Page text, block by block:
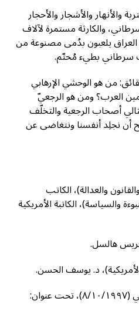
والأنهار والأشجار والأحجار
والكارثة مستمرة لآلاف
العراق يلعبون بدُمى مصنوعة من
سرطاني بطيء مُحتّم.
ﻣﻦ ﻫﻮ ﺍﻟﻮﺣﺸﻲ ﺍﻹﺭﻫﺎﺑﻲ
ﺍﻟﻌﺮﺏ؟ ﻭﻣﻦ ﻫﻮ ﺍﻟﺮﺟﻌﻲّ
أصحاب ﺍﻟﺮﺟﻌﻴﺔ ﻭﺍﻟﺘﺨﻠّﻒ
أن نجلِد أنفسنا ونتغاضى عن
والعدالة)، الكاتب
جيف سيمونز. ٢- (النبوءة والسياسة)، الكاتبة الأمريكية
٥- تقرير مجلة نيويورك تايمز في (٨/١٠/١٩٩٧)، تحت عنوان: